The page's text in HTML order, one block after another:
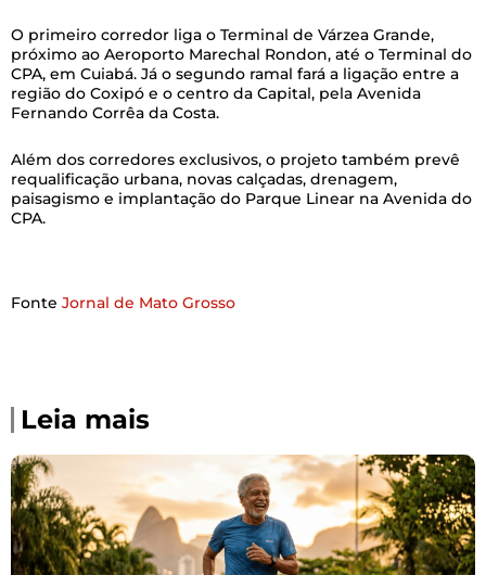
O primeiro corredor liga o Terminal de Várzea Grande,
próximo ao Aeroporto Marechal Rondon, até o Terminal do
CPA, em Cuiabá. Já o segundo ramal fará a ligação entre a
região do Coxipó e o centro da Capital, pela Avenida
Fernando Corrêa da Costa.
Além dos corredores exclusivos, o projeto também prevê
requalificação urbana, novas calçadas, drenagem,
paisagismo e implantação do Parque Linear na Avenida do
CPA.
Fonte Jornal de Mato Grosso
Leia mais